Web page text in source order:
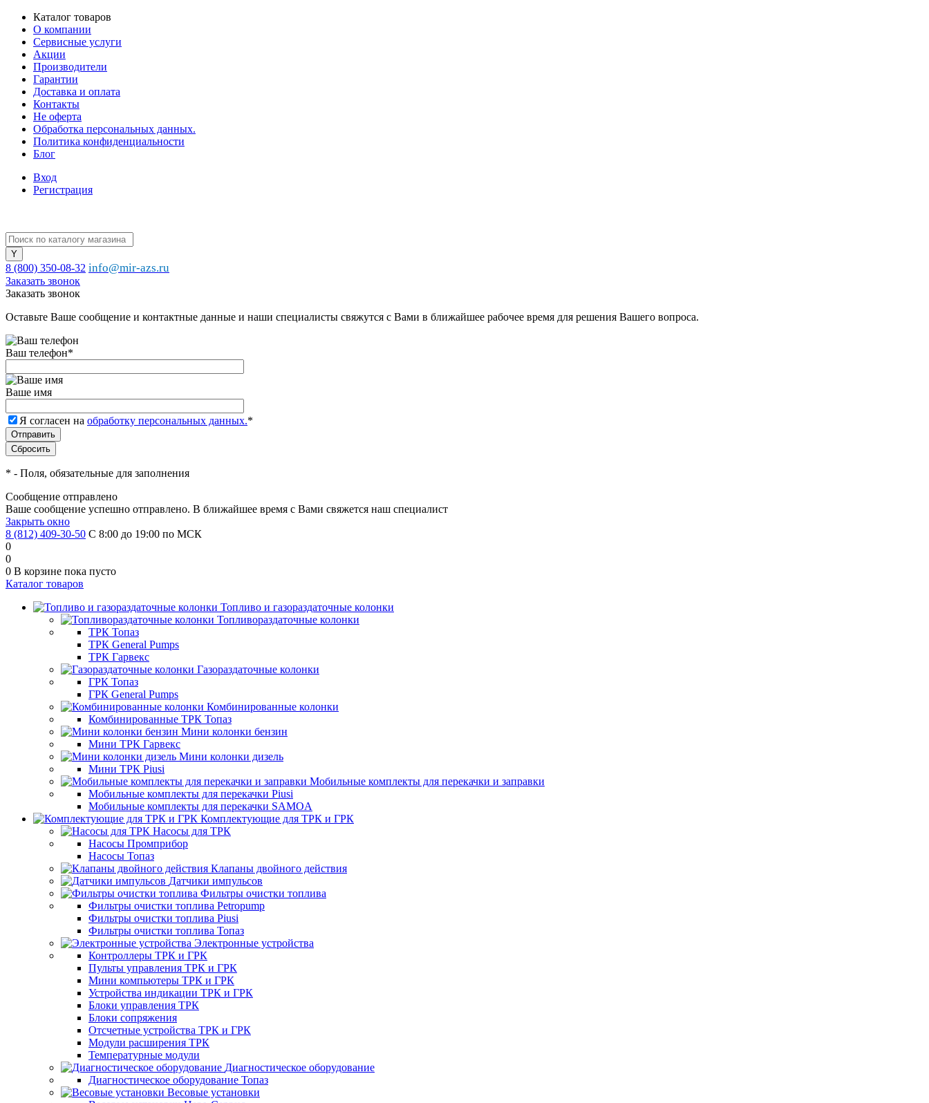
Каталог товаров
О компании
Сервисные услуги
Акции
Производители
Гарантии
Доставка и оплата
Контакты
Не оферта
Обработка персональных данных.
Политика конфиденциальности
Блог
Вход
Регистрация
8 (800) 350-08-32 info@mir-azs.ru
Заказать звонок
Заказать звонок
Оставьте Ваше сообщение и контактные данные и наши специалисты свяжутся с Вами в ближайшее рабочее время для решения Вашего вопроса.
Ваш телефон*
Ваше имя
Я согласен на обработку персональных данных.*
* - Поля, обязательные для заполнения
Сообщение отправлено
Ваше сообщение успешно отправлено. В ближайшее время с Вами свяжется наш специалист
Закрыть окно
8 (812) 409-30-50 С 8:00 до 19:00 по МСК
0
0
0 В корзине пока пусто
Каталог товаров
Топливо и газораздаточные колонки
Топливораздаточные колонки
ТРК Топаз
ТРК General Pumps
ТРК Гарвекс
Газораздаточные колонки
ГРК Топаз
ГРК General Pumps
Комбинированные колонки
Комбинированные ТРК Топаз
Мини колонки бензин
Мини ТРК Гарвекс
Мини колонки дизель
Мини ТРК Piusi
Мобильные комплекты для перекачки и заправки
Мобильные комплекты для перекачки Piusi
Мобильные комплекты для перекачки SAMOA
Комплектующие для ТРК и ГРК
Насосы для ТРК
Насосы Промприбор
Насосы Топаз
Клапаны двойного действия
Датчики импульсов
Фильтры очистки топлива
Фильтры очистки топлива Petropump
Фильтры очистки топлива Piusi
Фильтры очистки топлива Топаз
Электронные устройства
Контроллеры ТРК и ГРК
Пульты управления ТРК и ГРК
Мини компьютеры ТРК и ГРК
Устройства индикации ТРК и ГРК
Блоки управления ТРК
Блоки сопряжения
Отсчетные устройства ТРК и ГРК
Модули расширения ТРК
Температурные модули
Диагностическое оборудование
Диагностическое оборудование Топаз
Весовые установки